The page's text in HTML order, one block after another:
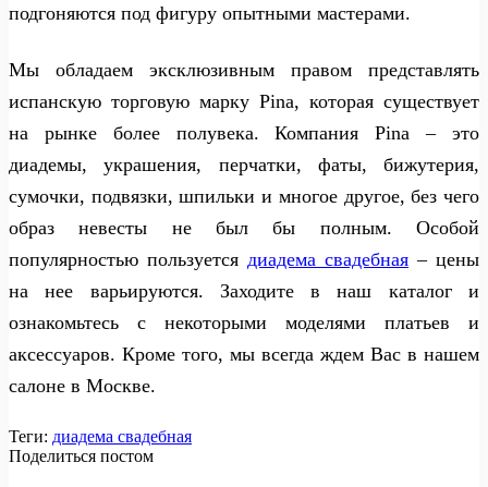
подгоняются под фигуру опытными мастерами.
Мы обладаем эксклюзивным правом представлять
испанскую торговую марку Pina, которая существует
на рынке более полувека. Компания Pina – это
диадемы, украшения, перчатки, фаты, бижутерия,
сумочки, подвязки, шпильки и многое другое, без чего
образ невесты не был бы полным. Особой
популярностью пользуется диадема свадебная – цены
на нее варьируются. Заходите в наш каталог и
ознакомьтесь с некоторыми моделями платьев и
аксессуаров. Кроме того, мы всегда ждем Вас в нашем
салоне в Москве.
Теги: диадема свадебная
Поделиться постом